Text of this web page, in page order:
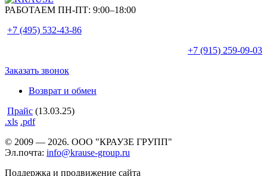
РАБОТАЕМ ПН-ПТ: 9:00–18:00
+7 (495) 532-43-86
+7 (915) 259-09-03
Заказать звонок
Возврат и обмен
Прайс (13.03.25)
.xls .pdf
© 2009 — 2026. ООО "КРАУЗЕ ГРУПП"
Эл.почта: info@krause-group.ru
Поддержка и продвижение сайта